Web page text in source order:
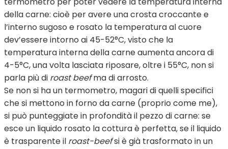
della carne: cioè per avere una crosta croccante e
l’interno sugoso e rosato la temperatura al cuore
dev’essere intorno ai 45-52°C, visto che la
temperatura interna della carne aumenta ancora di
4-5°C, una volta lasciata riposare, oltre i 55°C, non si
parla più di roast beefma di arrosto.
Se non si ha un termometro, magari di quelli specifici
che si mettono in forno da carne (proprio come me),
si può punteggiate in profondità il pezzo di carne: se
esce un liquido rosato la cottura è perfetta, se il liquido
è trasparente il roast-beefsi è già trasformato in un